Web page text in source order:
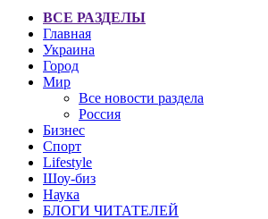
ВСЕ РАЗДЕЛЫ
Главная
Украина
Город
Мир
Все новости раздела
Россия
Бизнес
Спорт
Lifestyle
Шоу-биз
Наука
БЛОГИ ЧИТАТЕЛЕЙ